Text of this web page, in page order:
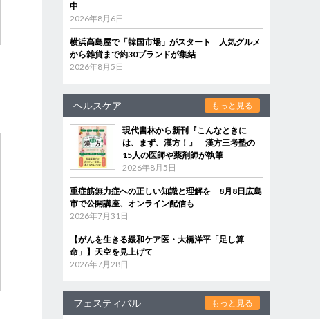
中
2026年8月6日
横浜高島屋で「韓国市場」がスタート 人気グルメ
から雑貨まで約30ブランドが集結
2026年8月5日
ヘルスケア もっと見る
現代書林から新刊『こんなときに
は、まず、漢方！』 漢方三考塾の
15人の医師や薬剤師が執筆
2026年8月5日
重症筋無力症への正しい知識と理解を 8月8日広島
市で公開講座、オンライン配信も
2026年7月31日
【がんを生きる緩和ケア医・大橋洋平「足し算
命」】天空を見上げて
2026年7月28日
フェスティバル もっと見る